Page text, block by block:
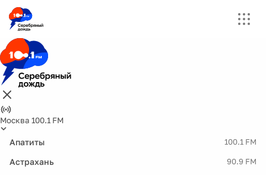
Москва 100.1 FM
Апатиты 100.1 FM
Астрахань 90.9 FM